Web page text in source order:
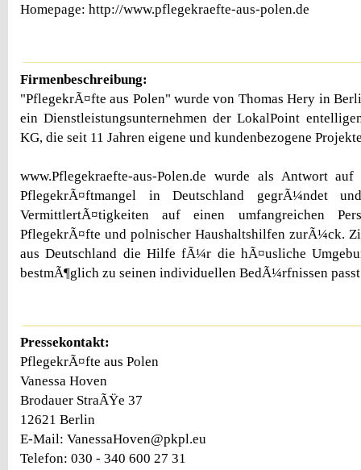
Homepage: http://www.pflegekraefte-aus-polen.de
Firmenbeschreibung:
"PflegekrÃ¤fte aus Polen" wurde von Thomas Hery in
ein Dienstleistungsunternehmen der LokalPoint
KG, die seit 11 Jahren eigene und kundenbezogene
www.Pflegekraefte-aus-Polen.de wurde als Antwort
PflegekrÃ¤ftmangel in Deutschland gegrÃ¼ndet
VermittlertÃ¤tigkeiten auf einen umfangreichen
PflegekrÃ¤fte und polnischer Haushaltshilfen zurÃ¼ck.
aus Deutschland die Hilfe fÃ¼r die hÃ¤usliche
bestmÃ¶glich zu seinen individuellen BedÃ¼rfnissen
Pressekontakt:
PflegekrÃ¤fte aus Polen
Vanessa Hoven
Brodauer StraÃŸe 37
12621 Berlin
E-Mail: VanessaHoven@pkpl.eu
Telefon: 030 - 340 600 27 31